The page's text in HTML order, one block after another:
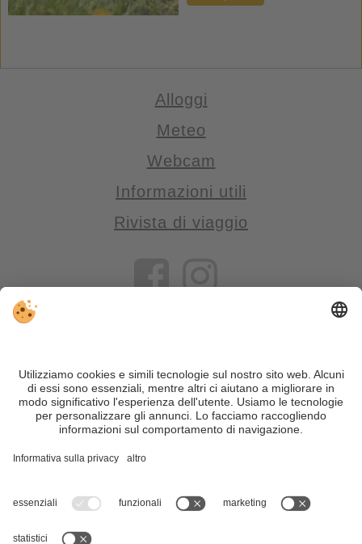
Alloggi
Meteo
Webcam
Informazioni utili
Rivista di viaggio
VIVOSüdtirol è il portale di viaggio per chi desidera vivere il
Trentino Alto Adige davvero – con consigli autentici, alloggi e
offerte su misura.
correttezza e la completezza di tutte le informazioni. Per